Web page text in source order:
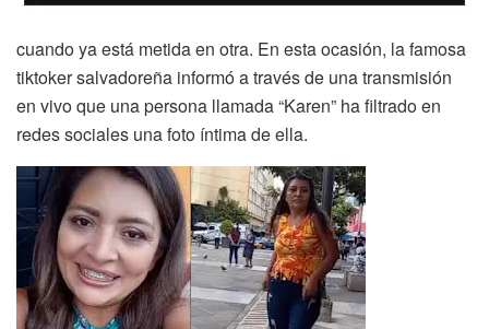
cuando ya está metida en otra. En esta ocasión, la famosa
tiktoker salvadoreña informó a través de una transmisión
en vivo que una persona llamada “Karen” ha filtrado en
redes sociales una foto íntima de ella.